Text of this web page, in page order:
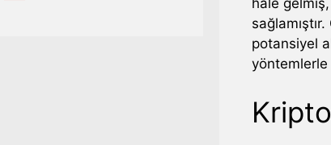
hale
potansiyel
yöntemlerle